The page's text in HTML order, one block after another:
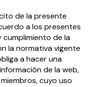
de la presente
a los presentes
de la
la normativa vigente
a hacer una
de la web,
cuyo uso